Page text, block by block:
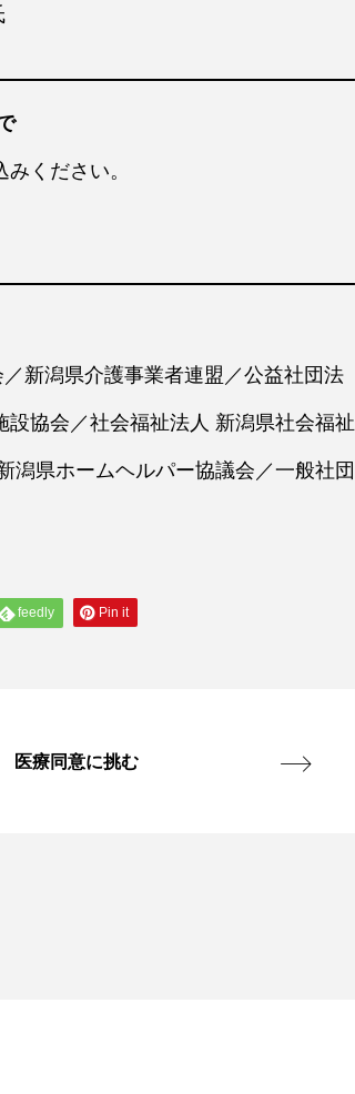
ください。
新潟県介護事業者連盟／公益社団法
協会／社会福祉法人 新潟県社会福祉
潟県ホームヘルパー協議会／一般社団
feedly Pin it
医療同意に挑む